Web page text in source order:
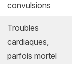
convulsions
Troubles
cardiaques,
parfois mortel